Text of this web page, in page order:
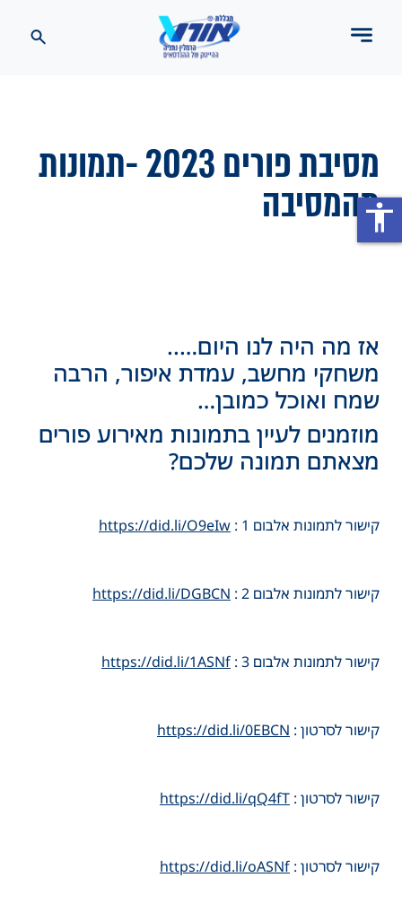
מסיבת פורים 2023 -תמונות
מהמסיבה
אז מה היה לנו היום…..
משחקי מחשב, עמדת איפור, הרבה
שמח ואוכל כמובן…
מוזמנים לעיין בתמונות מאירוע פורים
מצאתם תמונה שלכם?
קישור לתמונות אלבום 1 : https://did.li/O9eIw
קישור לתמונות אלבום 2 : https://did.li/DGBCN
קישור לתמונות אלבום 3 : https://did.li/1ASNf
קישור לסרטון : https://did.li/0EBCN
קישור לסרטון : https://did.li/qQ4fT
קישור לסרטון : https://did.li/oASNf
accessibility